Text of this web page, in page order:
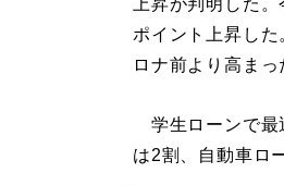
上昇が判明した
ポイント上昇し
ロナ前より高まっ
学生ローンで最
は2割、自動車ロ